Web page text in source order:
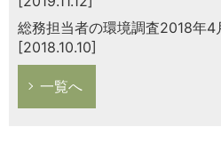
総務担当者の環境調査2018年4
[2018.10.10]
一覧へ